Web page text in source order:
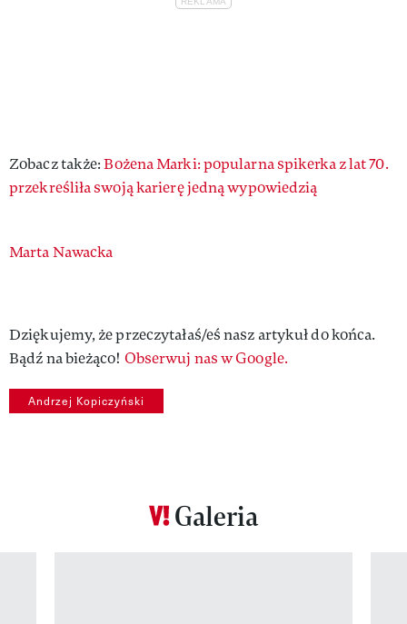
Zobacz także:Bożena Marki: popularna spikerka z lat 70.
przekreśliła swoją karierę jedną wypowiedzią
Authors
Marta Nawacka
Dziękujemy, że przeczytałaś/eś nasz artykuł do końca.
Bądź na bieżąco! Obserwuj nas w Google.
Andrzej Kopiczyński
Galeria